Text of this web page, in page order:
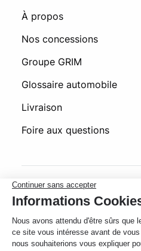
À propos
Nos concessions
Groupe GRIM
Glossaire automobile
Livraison
Foire aux questions
© 2026 Grim Occasion
Politique de confidentialité